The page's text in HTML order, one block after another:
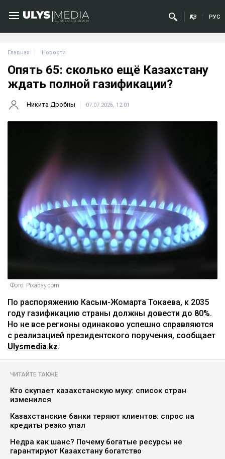
ҚАЗ РУС
Главная Новости
Опять 65: сколько ещё Казахстану
ждать полной газификации?
Никита Дробны 07.07.2026, 12:01
Фото: Pixabay.com
По распоряжению Касым-Жомарта Токаева, к 2035
году газификацию страны должны довести до 80%.
Но не все регионы одинаково успешно справляются
с реализацией президентского поручения, сообщает
Ulysmedia.kz.
ЧИТАЙТЕ ТАКЖЕ
Кто скупает казахстанскую муку: список стран
изменился
Казахстанские банки теряют клиентов: спрос на
кредиты резко упал
Недра как шанс? Почему богатые ресурсы не
гарантируют Казахстану богатство